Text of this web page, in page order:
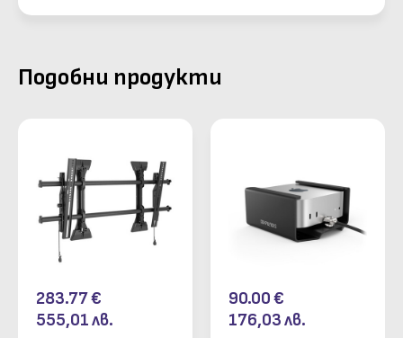
Подобни продукти
283.77€
555,01лв.
90.00€
176,03лв.